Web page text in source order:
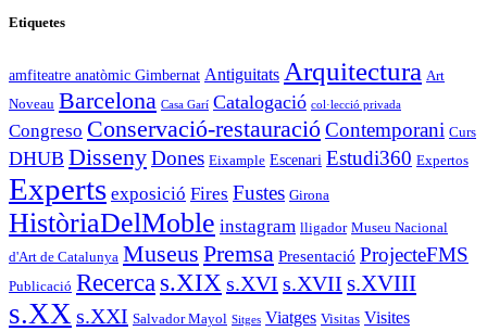
Etiquetes
amfiteatre anatòmic Gimbernat Antiguitats Arquitectura Art
Noveau Barcelona Casa Garí Catalogació col·lecció privada
Congreso Conservació-restauracióContemporani Curs
DHUB Disseny Dones Eixample Escenari Estudi360 Expertos
Experts exposició Fires Fustes Girona
HistòriaDelMoble instagram lligador Museu Nacional
d'Art de Catalunya Museus Premsa Presentació ProjecteFMS
Publicació Recerca s.XIX s.XVI s.XVII s.XVIII
s.XX s.XXI Salvador Mayol Sitges Viatges Visitas Visites